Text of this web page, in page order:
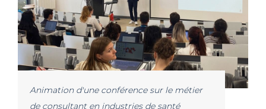
Animation d'une conférence sur le métier
de consultant en industries de santé